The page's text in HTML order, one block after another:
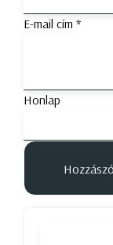
E-mail cím *
Honlap